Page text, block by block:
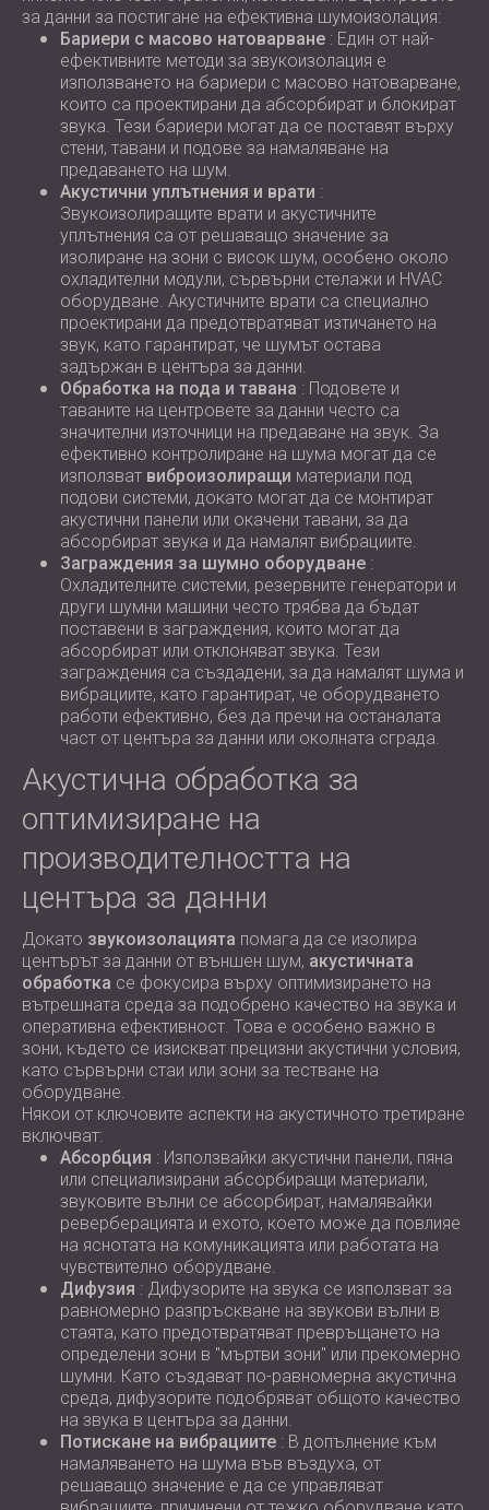
за данни за постигане на ефективна шумоизолация:
Бариери с масово натоварване : Един от най-
ефективните методи за звукоизолация е
използването на бариери с масово натоварване,
които са проектирани да абсорбират и блокират
звука. Тези бариери могат да се поставят върху
стени, тавани и подове за намаляване на
предаването на шум.
Акустични уплътнения и врати :
Звукоизолиращите врати и акустичните
уплътнения са от решаващо значение за
изолиране на зони с висок шум, особено около
охладителни модули, сървърни стелажи и HVAC
оборудване. Акустичните врати са специално
проектирани да предотвратяват изтичането на
звук, като гарантират, че шумът остава
задържан в центъра за данни.
Обработка на пода и тавана : Подовете и
таваните на центровете за данни често са
значителни източници на предаване на звук. За
ефективно контролиране на шума могат да се
използват виброизолиращи материали под
подови системи, докато могат да се монтират
акустични панели или окачени тавани, за да
абсорбират звука и да намалят вибрациите.
Заграждения за шумно оборудване :
Охладителните системи, резервните генератори и
други шумни машини често трябва да бъдат
поставени в заграждения, които могат да
абсорбират или отклоняват звука. Тези
заграждения са създадени, за да намалят шума и
вибрациите, като гарантират, че оборудването
работи ефективно, без да пречи на останалата
част от центъра за данни или околната сграда.
Акустична обработка за
оптимизиране на
производителността на
центъра за данни
Докато звукоизолацията помага да се изолира
центърът за данни от външен шум, акустичната
обработка се фокусира върху оптимизирането на
вътрешната среда за подобрено качество на звука и
оперативна ефективност. Това е особено важно в
зони, където се изискват прецизни акустични условия,
като сървърни стаи или зони за тестване на
оборудване.
Някои от ключовите аспекти на акустичното третиране
включват:
Абсорбция : Използвайки акустични панели, пяна
или специализирани абсорбиращи материали,
звуковите вълни се абсорбират, намалявайки
реверберацията и ехото, което може да повлияе
на яснотата на комуникацията или работата на
чувствително оборудване.
Дифузия : Дифузорите на звука се използват за
равномерно разпръскване на звукови вълни в
стаята, като предотвратяват превръщането на
определени зони в "мъртви зони" или прекомерно
шумни. Като създават по-равномерна акустична
среда, дифузорите подобряват общото качество
на звука в центъра за данни.
Потискане на вибрациите : В допълнение към
намаляването на шума във въздуха, от
решаващо значение е да се управляват